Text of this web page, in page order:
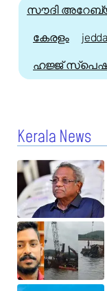
സൗദി
കേരളം
ഹജ്ജ്‌
Kerala News